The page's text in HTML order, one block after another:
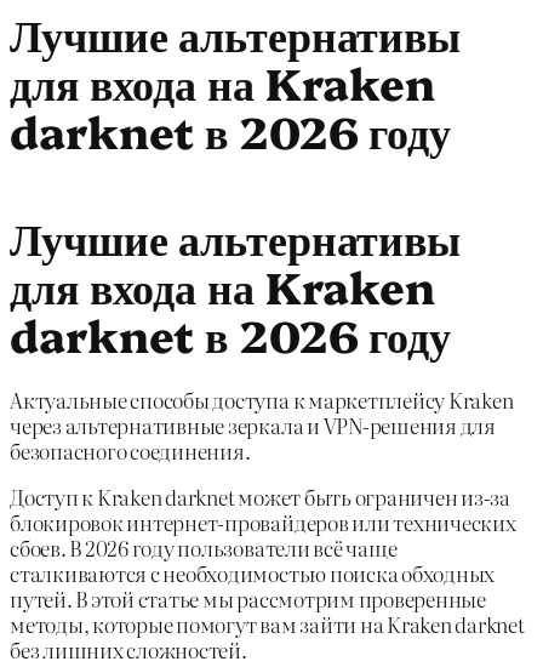
Лучшие альтернативы
для входа на Kraken
darknet в 2026 году
Лучшие альтернативы
для входа на Kraken
darknet в 2026 году
Актуальные способы доступа к маркетплейсу Kraken
через альтернативные зеркала и VPN-решения для
безопасного соединения.
Доступ к Kraken darknet может быть ограничен из-за
блокировок интернет-провайдеров или технических
сбоев. В 2026 году пользователи всё чаще
сталкиваются с необходимостью поиска обходных
путей. В этой статье мы рассмотрим проверенные
методы, которые помогут вам зайти на Kraken darknet
без лишних сложностей.